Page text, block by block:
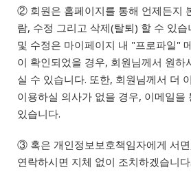
② 회원은 홈페이지를 통해 언제든지
람, 수정 그리고 삭제(탈퇴) 할 수 있
및 수정은 마이페이지 내 "프로파일"
이 확인되었을 경우, 회원님께서 원하
실 수 있습니다. 또한, 회원님께서 더
이용하실 의사가 없을 경우, 이메일을
있습니다.
③ 혹은 개인정보보호책임자에게 서
연락하시면 지체 없이 조치하겠습니다.